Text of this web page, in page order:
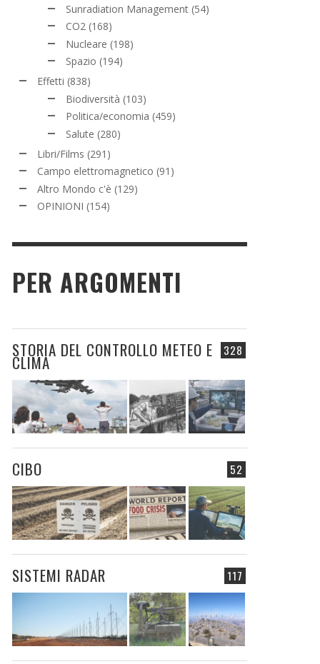
Sunradiation Management (54)
CO2 (168)
Nucleare (198)
Spazio (194)
Effetti (838)
Biodiversità (103)
Politica/economia (459)
Salute (280)
Libri/Films (291)
Campo elettromagnetico (91)
Altro Mondo c'è (129)
OPINIONI (154)
PER ARGOMENTI
328
STORIA DEL CONTROLLO METEO E
CLIMA
52
CIBO
117
SISTEMI RADAR